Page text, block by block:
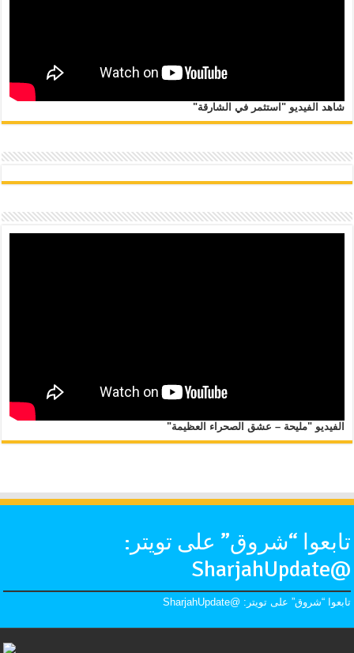
شاهد الفيديو "استثمر في الشارقة"
الفيديو "مليحة – عشق الصحراء العظيمة"
تابعوا “شروق” على تويتر:
@SharjahUpdate
تابعوا “شروق” على تويتر: @SharjahUpdate